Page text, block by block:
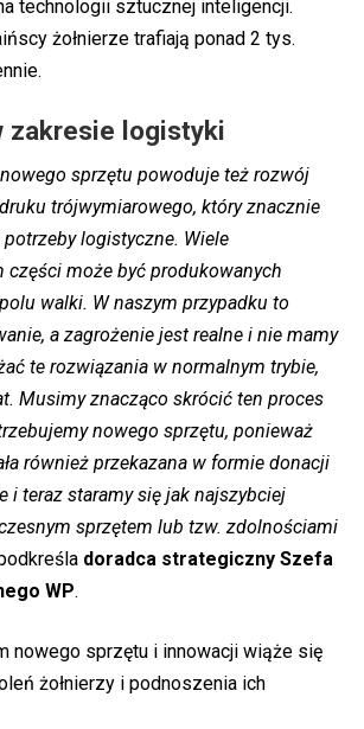
technologii sztucznej inteligencji.
żołnierze trafiają ponad 2 tys.
zakresie logistyki
sprzętu powoduje też rozwój
trójwymiarowego, który znacznie
logistyczne. Wiele
części może być produkowanych
walki. W naszym przypadku to
a zagrożenie jest realne i nie mamy
te rozwiązania w normalnym trybie,
Musimy znacząco skrócić ten proces
nowego sprzętu, ponieważ
również przekazana w formie donacji
i teraz staramy się jak najszybciej
sprzętem lub tzw. zdolnościami
doradca strategiczny Szefa
WP.
nowego sprzętu i innowacji wiąże się
żołnierzy i podnoszenia ich